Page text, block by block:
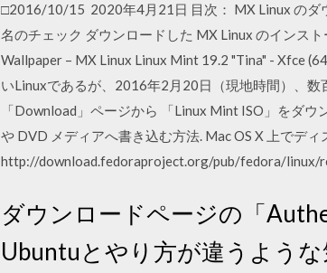
□2016/10/15 2020年4月21日 目次： MX Linux のダ
名のチェック ダウンロードした MX Linux のインス
Wallpaper – MX Linux Linux Mint 19.2 "Tina" - Xfce
いLinuxであるが、2016年2月20日（現地時間）、
「Download」ページから 「Linux Mint ISO」をダ
や DVD メディアへ書き込む方法. Mac OS X 上でデ
http://download.fedoraproject.org/pub/fedora/
ダウンロードページの「
Ubuntuとやり方が違うよう